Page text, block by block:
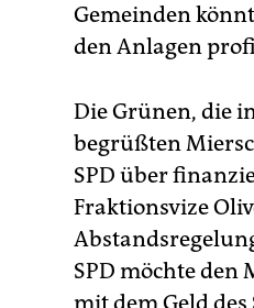
Gemeinden
den Anlagen
Die Grünen, die
begrüßten
SPD über
Fraktionsvize
SPD möchte
mit dem Geld